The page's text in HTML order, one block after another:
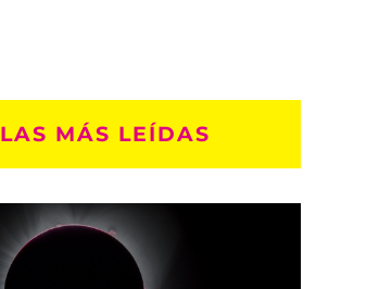
LAS MÁS LEÍDAS